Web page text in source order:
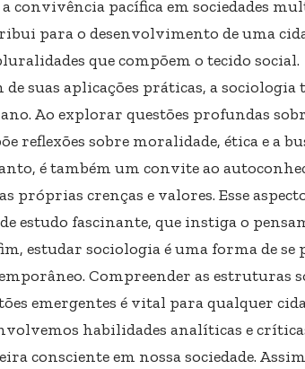
convivência pacífica em sociedades
para o desenvolvimento de uma
que compõem o tecido social.
de suas aplicações práticas, a
Ao explorar questões profundas
reflexões sobre moralidade, ética e a
é também um convite ao
próprias crenças e valores. Esse
estudo fascinante, que instiga o
estudar sociologia é uma forma de
Compreender as estruturas
emergentes é vital para qualquer
habilidades analíticas e
consciente em nossa sociedade.